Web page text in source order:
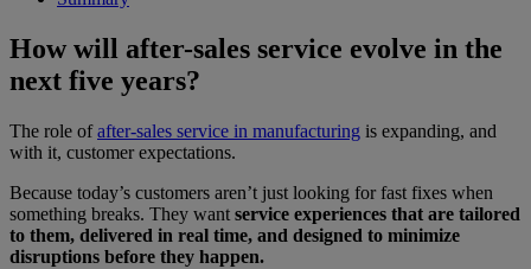
How will after-sales service evolve in the
next five years?
The role ofafter-sales service in manufacturing is expanding, and
with it, customer expectations.
Because today’s customers aren’t just looking for fast fixes when
something breaks. They want service experiences that are tailored
to them, delivered in real time, and designed to minimize
disruptions before they happen.